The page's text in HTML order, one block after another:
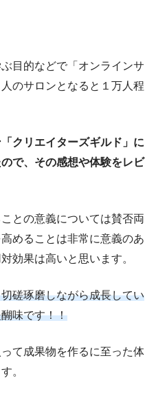
目的などで「オンラインサ
のサロンとなると１万人程
クリエイターズギルド」に
で、その感想や体験をレビ
との意義については賛否両
めることは非常に意義のあ
効果は高いと思います。
磋琢磨しながら成長してい
味です！！
て成果物を作るに至った体
。